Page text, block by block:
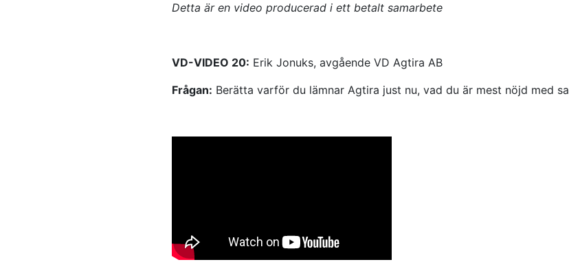
Detta är en video producerad i ett betalt samarbete
VD-VIDEO 20: Erik Jonuks, avgående VD Agtira AB
Frågan: Berätta varför du lämnar Agtira just nu, vad du är mest nöjd med